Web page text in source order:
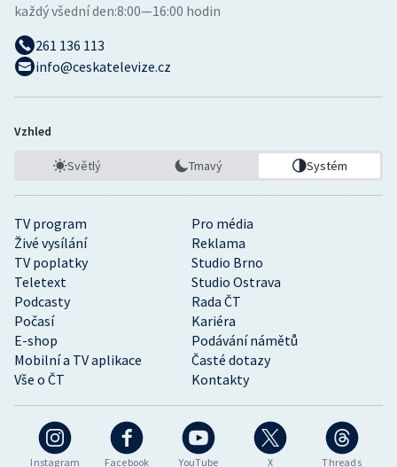
Instagram Facebook YouTube X Threads
TV program
Pro média
Živé vysílání
Reklama
TV poplatky
Studio Brno
Teletext
Studio Ostrava
Podcasty
Rada ČT
Počasí
Kariéra
E-shop
Podávání námětů
Mobilní a TV aplikace
Časté dotazy
Vše o ČT
Kontakty
každý všední den:8:00—16:00 hodin
261 136 113
info@ceskatelevize.cz
Vzhled
Světlý Tmavý Systém